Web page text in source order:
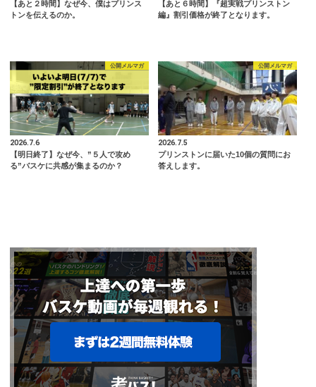
【あと２時間】なぜ今、僕はプリンス
トンを伝えるのか。
【あと６時間】『超実戦プリンストン
編』割引価格が終了となります。
公開メルマガ
2026.7.6
【明日終了】なぜ今、”５人で攻め
る”バスケに共感が集まるのか？
公開メルマガ
2026.7.5
プリンストンに届いた10個の質問にお
答えします。